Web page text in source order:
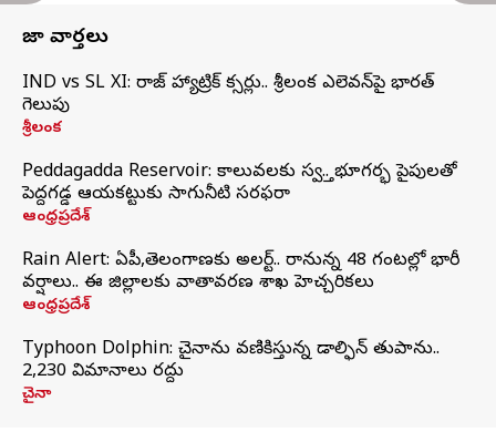
తాజా వార్తలు
IND vs SL XI: సిరాజ్‌ హ్యాట్రిక్‌ సిక్సర్లు.. శ్రీలంక ఎలెవన్‌పై భారత్‌
గెలుపు
శ్రీలంక
Peddagadda Reservoir: కాలువలకు స్వస్తి.. భూగర్భ పైపులతో
పెద్దగడ్డ ఆయకట్టుకు సాగునీటి సరఫరా
ఆంధ్రప్రదేశ్
Rain Alert: ఏపీ,తెలంగాణకు అలర్ట్.. రానున్న 48 గంటల్లో భారీ
వర్షాలు.. ఈ జిల్లాలకు వాతావరణ శాఖ హెచ్చరికలు
ఆంధ్రప్రదేశ్
Typhoon Dolphin: చైనాను వణికిస్తున్న డాల్ఫిన్‌ తుపాను..
2,230 విమానాలు రద్దు
చైనా